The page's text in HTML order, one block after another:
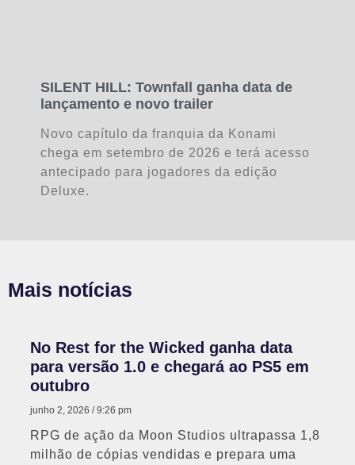
SILENT HILL: Townfall ganha data de
lançamento e novo trailer
Novo capítulo da franquia da Konami
chega em setembro de 2026 e terá acesso
antecipado para jogadores da edição
Deluxe.
Mais notícias
No Rest for the Wicked ganha data
para versão 1.0 e chegará ao PS5 em
outubro
junho 2, 2026 9:26 pm
RPG de ação da Moon Studios ultrapassa 1,8
milhão de cópias vendidas e prepara uma